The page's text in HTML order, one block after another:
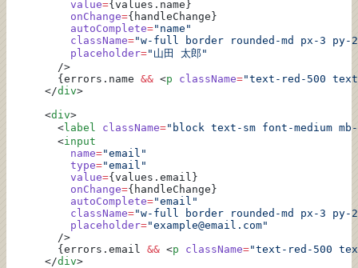
          value
={values.name}
          onChange
={handleChange}
          autoComplete
="name"
          className
="w-full border rounded-md px-3
          placeholder
="山田 太郎"
        />
        {errors.name
&& <p className="text-red-500
      </
div>
      <
div>
        <
label className="block text-sm font-medium
        <
input
          name
="email"
          type
="email"
          value
={values.email}
          onChange
={handleChange}
          autoComplete
="email"
          className
="w-full border rounded-md px-3
          placeholder
="example@email.com"
        />
        {errors.email
&& <p className="text-red-500
      </
div>